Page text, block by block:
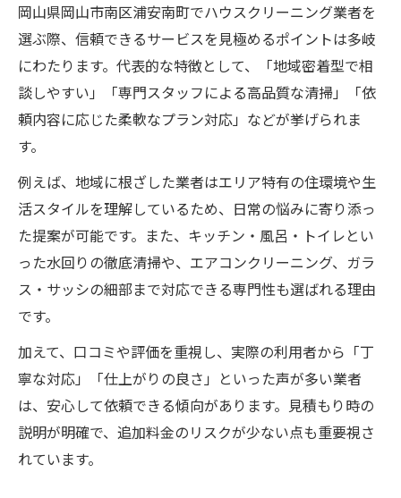
業者選びで押さえるべき重要ポイントとは
口コミや評価を活用した選び方のコツ
南区浦安南町で安心感を得る選定基準
ハウスクリーニング依頼時のトラブル回避
法
地元密着サービスのメリット比較表
地域住民が支持するハウスクリーニングの
理由
南区浦安南町で安心できるサービスを選ぶ
迅速対応が魅力のハウスクリーニング
エアコンや水回り清掃が叶える衛生的な住まい
エアコン・水回り清掃の効果比較一覧
衛生環境を整えるハウスクリーニングのポ
岡山県岡山市南区浦安南町でハウスクリーニング業者を
選ぶ際、信頼できるサービスを見極めるポイントは多岐
にわたります。代表的な特徴として、「地域密着型で相
談しやすい」「専門スタッフによる高品質な清掃」「依
頼内容に応じた柔軟なプラン対応」などが挙げられま
す。
例えば、地域に根ざした業者はエリア特有の住環境や生
活スタイルを理解しているため、日常の悩みに寄り添っ
た提案が可能です。また、キッチン・風呂・トイレとい
った水回りの徹底清掃や、エアコンクリーニング、ガラ
ス・サッシの細部まで対応できる専門性も選ばれる理由
です。
加えて、口コミや評価を重視し、実際の利用者から「丁
寧な対応」「仕上がりの良さ」といった声が多い業者
は、安心して依頼できる傾向があります。見積もり時の
説明が明確で、追加料金のリスクが少ない点も重要視さ
れています。